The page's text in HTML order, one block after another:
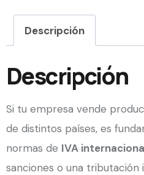
Descripción
Descripción
Si tu empresa vende
de distintos países, es
normas de IVA
sanciones o una tributación